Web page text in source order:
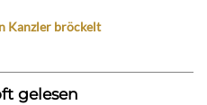
Kanzler bröckelt
gelesen